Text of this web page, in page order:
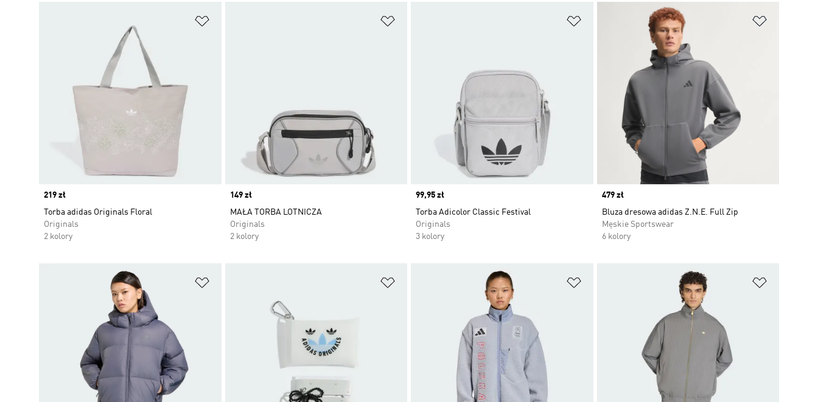
Price
219 zł
Torba adidas Originals Floral
Originals
2 kolory
Price
149 zł
MAŁA TORBA LOTNICZA
Originals
2 kolory
Dodaj do listy życzeń
Price
99,95 zł
Torba Adicolor Classic Festival
Originals
3 kolory
Price
479 zł
Bluza dresowa adidas Z.N.E. Full Zip
Męskie Sportswear
6 kolory